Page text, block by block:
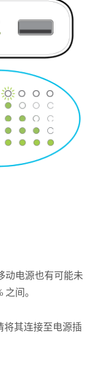
动电源也有可能未
间。
将其连接至电源插